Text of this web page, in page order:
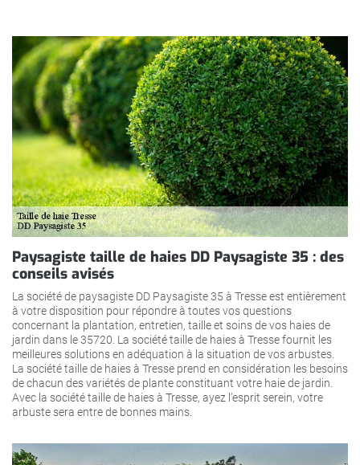
Paysagiste taille de haies DD Paysagiste 35 : des
conseils avisés
La société de paysagiste DD Paysagiste 35 à Tresse est entièrement
à votre disposition pour répondre à toutes vos questions
concernant la plantation, entretien, taille et soins de vos haies de
jardin dans le 35720. La société taille de haies à Tresse fournit les
meilleures solutions en adéquation à la situation de vos arbustes.
La société taille de haies à Tresse prend en considération les besoins
de chacun des variétés de plante constituant votre haie de jardin.
Avec la société taille de haies à Tresse, ayez l’esprit serein, votre
arbuste sera entre de bonnes mains.